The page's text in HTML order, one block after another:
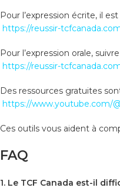
Pour l’expression écrite, il
https://reussir-
Pour l’expression orale,
https://reussir-
Des ressources gratuites
https://www.youtube.com/
Ces outils vous aident à
FAQ
1. Le TCF Canada est-il